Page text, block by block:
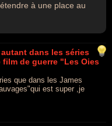
à une place au
dans les séries
de guerre "Les Oies
que dans les James
est super ,je